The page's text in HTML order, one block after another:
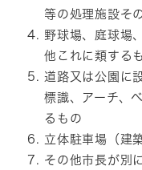
等の処理施設そ
野球場、庭球場
他これに類する
道路又は公園に
標識、アーチ、
るもの
立体駐車場（建
その他市長が別